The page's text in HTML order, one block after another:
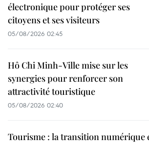
électronique pour protéger ses
citoyens et ses visiteurs
05/08/2026 02:45
Hô Chi Minh-Ville mise sur les
synergies pour renforcer son
attractivité touristique
05/08/2026 02:40
Tourisme : la transition numérique